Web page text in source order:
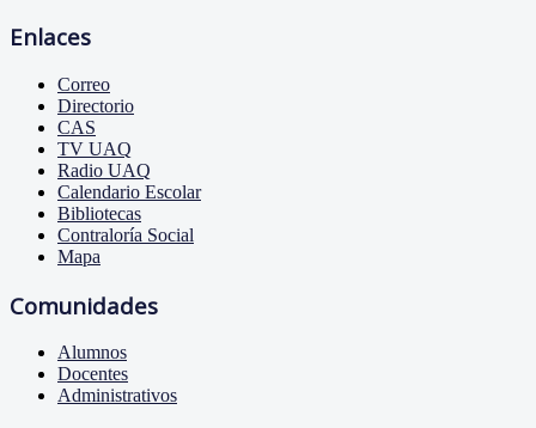
Enlaces
Correo
Directorio
CAS
TV UAQ
Radio UAQ
Calendario Escolar
Bibliotecas
Contraloría Social
Mapa
Comunidades
Alumnos
Docentes
Administrativos